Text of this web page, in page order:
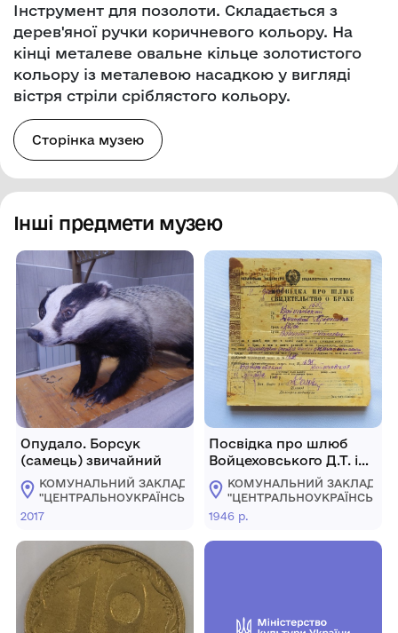
Інструмент для позолоти. Складається з
дерев'яної ручки коричневого кольору. На
кінці металеве овальне кільце золотистого
кольору із металевою насадкою у вигляді
вістря стріли сріблястого кольору.
Сторінка музею
Інші предмети музею
Опудало. Борсук
(самець) звичайний
КОМУНАЛЬНИЙ ЗАКЛАД
"ЦЕНТРАЛЬНОУКРАЇНСЬКИЙ
ОБЛАСНИЙ КРАЄЗНАВЧИЙ
2017
Посвідка про шлюб
Войцеховського Д.Т. і
Авдєй В.Н.
КОМУНАЛЬНИЙ ЗАКЛАД
"ЦЕНТРАЛЬНОУКРАЇНСЬКИЙ
ОБЛАСНИЙ КРАЄЗНАВЧИЙ
МУЗЕЙ"
1946 р.